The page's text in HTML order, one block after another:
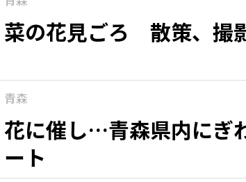
菜の花見ごろ 散策、撮
青森
花に催し…青森県内にぎ
ート